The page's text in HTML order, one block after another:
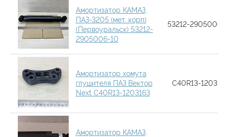
Амортизатор КАМАЗ,
ПАЗ-3205 (мет. корп)
(Первоуральск) 53212-
2905006-10
53212-2905006-
Амортизатор хомута
глушителя ПАЗ Вектор
Next C40R13-1203163
C40R13-1203163
Амортизатор КАМАЗ,